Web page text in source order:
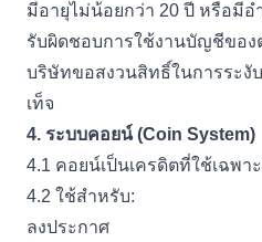
มีอายุไม่น้อยกว่า 20 ปี หรือมีอ
รับผิดชอบการใช้งานบัญชีของ
บริษัทขอสงวนสิทธิ์ในการระ
เท็จ
4. ระบบคอยน์ (Coin System)
4.1 คอยน์เป็นเครดิตที่ใช้เฉพา
4.2 ใช้สำหรับ:
ลงประกาศ